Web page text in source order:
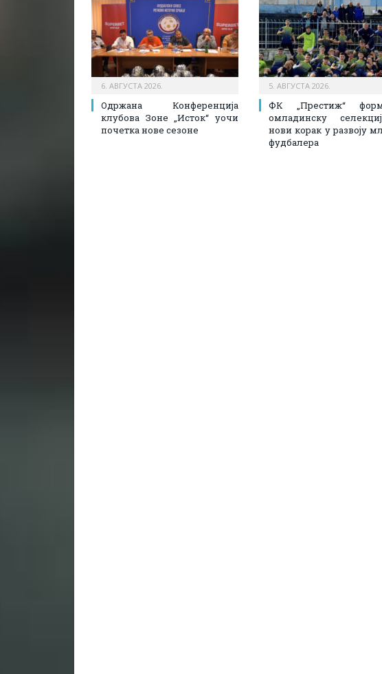
6. АВГУСТА 2026.
Одржана Конференција
клубова Зоне „Исток“ уочи
почетка нове сезоне
5. АВГУСТА 2026.
ФК „Престиж“
омладинску
нови корак у развоју
фудбалера